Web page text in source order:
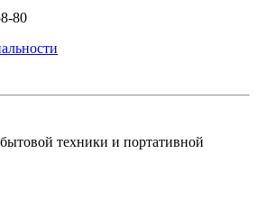
80
техники и портативной